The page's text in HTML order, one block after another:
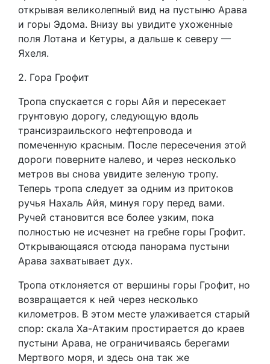
открывая великолепный вид на пустыню Арава
и горы Эдома. Внизу вы увидите ухоженные
поля Лотана и Кетуры, а дальше к северу —
Яхеля.
2. Гора Грофит
Тропа спускается с горы Айя и пересекает
грунтовую дорогу, следующую вдоль
трансизраильского нефтепровода и
помеченную красным. После пересечения этой
дороги поверните налево, и через несколько
метров вы снова увидите зеленую тропу.
Теперь тропа следует за одним из притоков
ручья Нахаль Айя, минуя гору перед вами.
Ручей становится все более узким, пока
полностью не исчезнет на гребне горы Грофит.
Открывающаяся отсюда панорама пустыни
Арава захватывает дух.
Тропа отклоняется от вершины горы Грофит, но
возвращается к ней через несколько
километров. В этом месте улаживается старый
спор: скала Ха-Атаким простирается до краев
пустыни Арава, не ограничиваясь берегами
Мертвого моря, и здесь она так же